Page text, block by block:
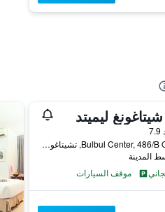
شيتاغونغ ليميتد
Bulbul Center, 486/B O.R. Nizam Road, تشيتاغونغ, بنغلاديش
موقف السيارات